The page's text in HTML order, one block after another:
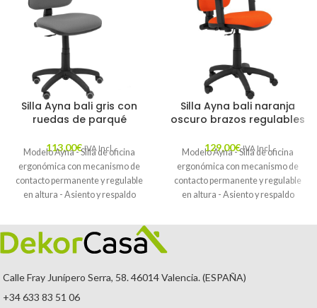
Silla Ayna bali gris con
ruedas de parqué
113,00€ IVA Incl.
Modelo Ayna - Silla de oficina
ergonómica con mecanismo de
contacto permanente y regulable
en altura - Asiento y respaldo
ruedas de parqué
Silla Ayna bali naranja
oscuro brazos regulables
129,00€ IVA Incl.
Modelo Ayna - Silla de oficina
ergonómica con mecanismo de
contacto permanente y regulable
en altura - Asiento y respaldo
naranja (BRAZOS REGULABLES
Calle Fray Junípero Serra, 58. 46014 Valencia. (ESPAÑA)
+34 633 83 51 06